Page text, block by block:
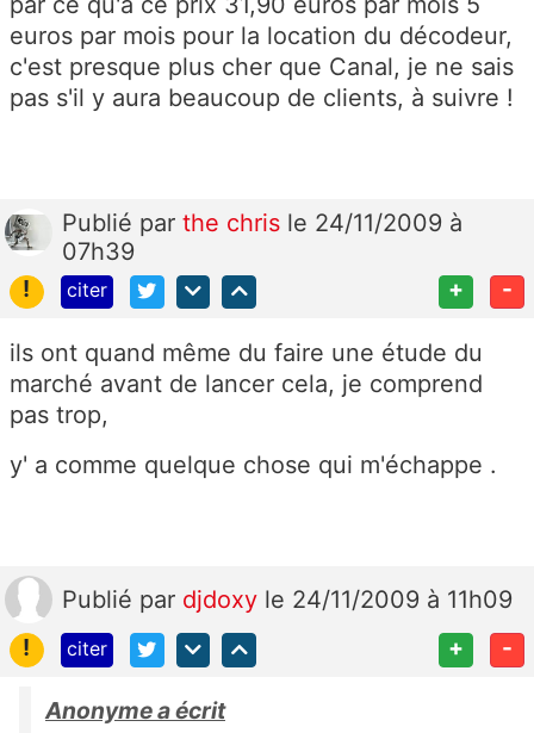
euros par mois pour la location du décodeur,
c'est presque plus cher que Canal, je ne sais
pas s'il y aura beaucoup de clients, à suivre !
Publié par the chris le 24/11/2009 à
07h39
!
citer + -
ils ont quand même du faire une étude du
marché avant de lancer cela, je comprend
pas trop,
y' a comme quelque chose qui m'échappe .
Publié par djdoxy le 24/11/2009 à 11h09
!
citer + -
Anonyme a écrit